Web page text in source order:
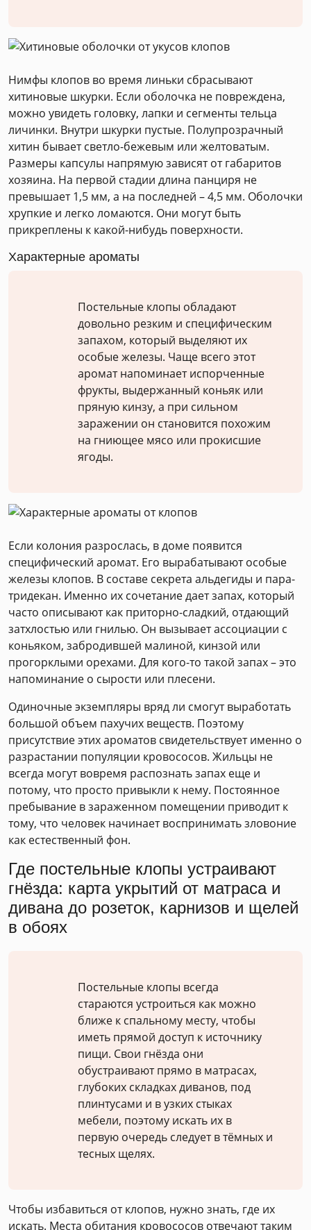
Нимфы клопов во время линьки сбрасывают
хитиновые шкурки. Если оболочка не повреждена,
можно увидеть головку, лапки и сегменты тельца
личинки. Внутри шкурки пустые. Полупрозрачный
хитин бывает светло-бежевым или желтоватым.
Размеры капсулы напрямую зависят от габаритов
хозяина. На первой стадии длина панциря не
превышает 1,5 мм, а на последней – 4,5 мм. Оболочки
хрупкие и легко ломаются. Они могут быть
прикреплены к какой-нибудь поверхности.
Характерные ароматы
Постельные клопы обладают
довольно резким и специфическим
запахом, который выделяют их
особые железы. Чаще всего этот
аромат напоминает испорченные
фрукты, выдержанный коньяк или
пряную кинзу, а при сильном
заражении он становится похожим
на гниющее мясо или прокисшие
ягоды.
Если колония разрослась, в доме появится
специфический аромат. Его вырабатывают особые
железы клопов. В составе секрета альдегиды и пара-
тридекан. Именно их сочетание дает запах, который
часто описывают как приторно-сладкий, отдающий
затхлостью или гнилью. Он вызывает ассоциации с
коньяком, забродившей малиной, кинзой или
прогорклыми орехами. Для кого-то такой запах – это
напоминание о сырости или плесени.
Одиночные экземпляры вряд ли смогут выработать
большой объем пахучих веществ. Поэтому
присутствие этих ароматов свидетельствует именно о
разрастании популяции кровососов. Жильцы не
всегда могут вовремя распознать запах еще и
потому, что просто привыкли к нему. Постоянное
пребывание в зараженном помещении приводит к
тому, что человек начинает воспринимать зловоние
как естественный фон.
Где постельные клопы устраивают
гнёзда: карта укрытий от матраса и
дивана до розеток, карнизов и щелей
в обоях
Постельные клопы всегда
стараются устроиться как можно
ближе к спальному месту, чтобы
иметь прямой доступ к источнику
пищи. Свои гнёзда они
обустраивают прямо в матрасах,
глубоких складках диванов, под
плинтусами и в узких стыках
мебели, поэтому искать их в
первую очередь следует в тёмных и
тесных щелях.
Чтобы избавиться от клопов, нужно знать, где их
искать. Места обитания кровососов отвечают таким